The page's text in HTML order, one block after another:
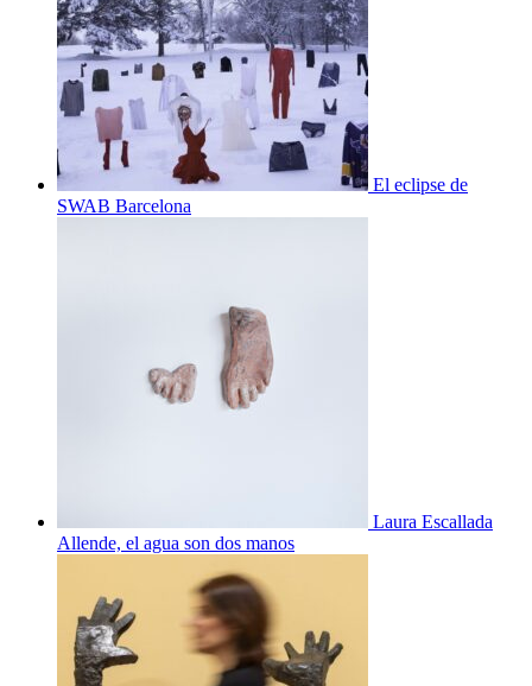
El eclipse de
SWAB Barcelona
Laura Escallada
Allende, el agua son dos manos